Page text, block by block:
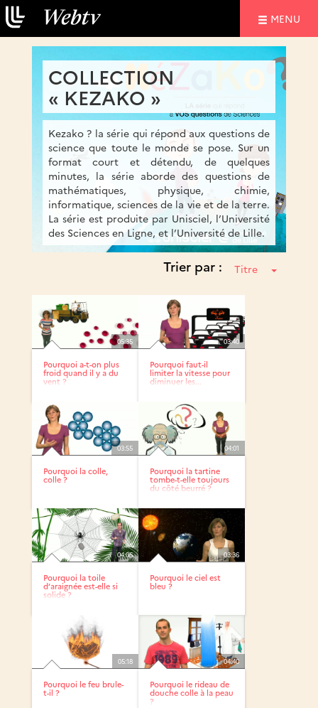
MENU
COLLECTION
« KEZAKO »
Kezako ? la série qui répond aux questions de
science que toute le monde se pose. Sur un
format court et détendu, de quelques
minutes, la série aborde des questions de
mathématiques, physique, chimie,
informatique, sciences de la vie et de la terre.
La série est produite par Unisciel, l’Université
des Sciences en Ligne, et l’Université de Lille.
Trier par : Titre
05:35
Pourquoi a-t-on plus
froid quand il y a du
vent ?
03:40
Pourquoi faut-il
limiter la vitesse pour
diminuer les...
03:55
Pourquoi la colle,
colle ?
04:01
Pourquoi la tartine
tombe-t-elle toujours
du côté beurré ?
04:06
Pourquoi la toile
d‘araignée est-elle si
solide ?
03:36
Pourquoi le ciel est
bleu ?
05:18
Pourquoi le feu brule-
t-il ?
04:40
Pourquoi le rideau de
douche colle à la peau
?